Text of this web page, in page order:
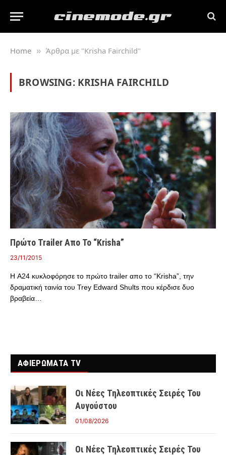
Home » Άρθρα με "Krisha Fairchild"
BROWSING: KRISHA FAIRCHILD
Πρώτο Trailer Απο Το “Krisha”
23/11/2015
Η A24 κυκλοφόρησε το πρώτο trailer απο το “Krisha”, την
δραματική ταινία του Trey Edward Shults που κέρδισε δυο
βραβεία…
ΑΦΙΕΡΩΜΑΤΑ TV
Οι Νέες Τηλεοπτικές Σειρές Του
Αυγούστου
01/08/2026
Οι Νέες Τηλεοπτικές Σειρές Του